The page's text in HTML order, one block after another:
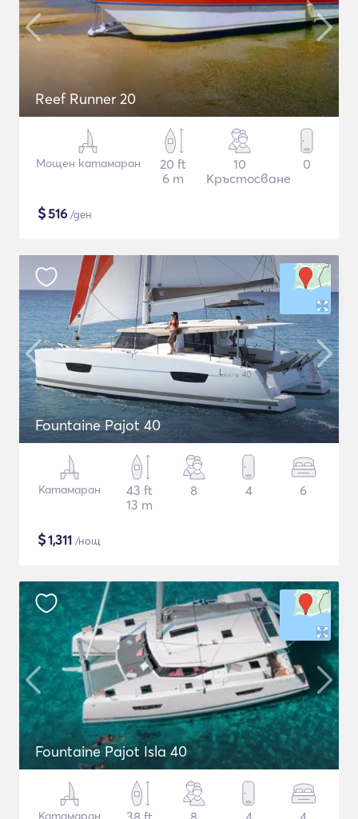
Reef Runner 20
Мощен катамаран
20 ft
6 m
10
Кръстосване
0
$516 /ден
Fountaine Pajot 40
Катамаран
43 ft
13 m
8 4 6
$1,311 /нощ
Fountaine Pajot Isla 40
Катамаран